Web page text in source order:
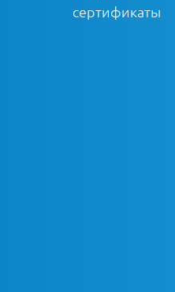
сертификаты